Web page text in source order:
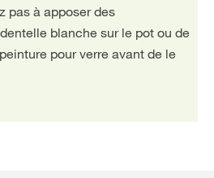
pas à apposer des
blanche sur le pot ou de
pour verre avant de le